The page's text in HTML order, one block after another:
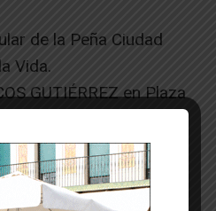
de la Peña Ciudad
Vida.
GUTIÉRREZ en Plaza
en Mercadal.
RATE, BUZZB, JAVI